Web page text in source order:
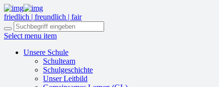
friedlich | freundlich | fair
Select menu item
Unsere Schule
Schulteam
Schulgeschichte
Unser Leitbild